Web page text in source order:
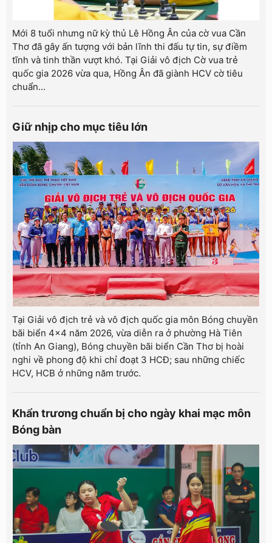
Mới 8 tuổi nhưng nữ kỳ thủ Lê Hồng Ân của cờ vua Cần
Thơ đã gây ấn tượng với bản lĩnh thi đấu tự tin, sự điềm
tĩnh và tinh thần vượt khó. Tại Giải vô địch Cờ vua trẻ
quốc gia 2026 vừa qua, Hồng Ân đã giành HCV cờ tiêu
chuẩn...
Giữ nhịp cho mục tiêu lớn
Tại Giải vô địch trẻ và vô địch quốc gia môn Bóng chuyền
bãi biển 4x4 năm 2026, vừa diễn ra ở phường Hà Tiên
(tỉnh An Giang), Bóng chuyền bãi biển Cần Thơ bị hoài
nghi về phong độ khi chỉ đoạt 3 HCĐ; sau những chiếc
HCV, HCB ở những năm trước.
Khẩn trương chuẩn bị cho ngày khai mạc môn
Bóng bàn